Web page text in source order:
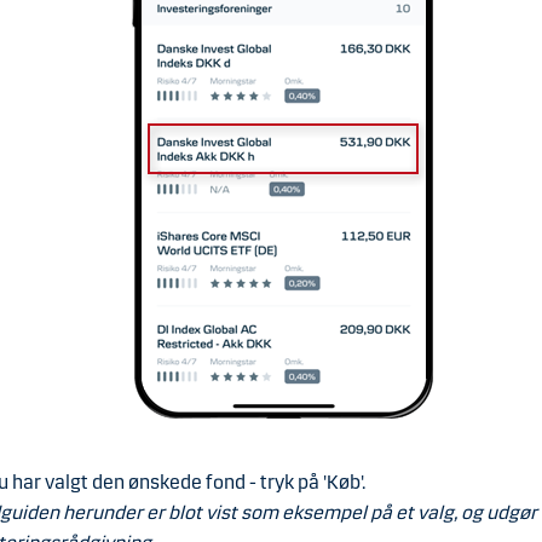
har valgt den ønskede fond - tryk på 'Køb'.
herunder er blot vist som eksempel på et valg, og udgør